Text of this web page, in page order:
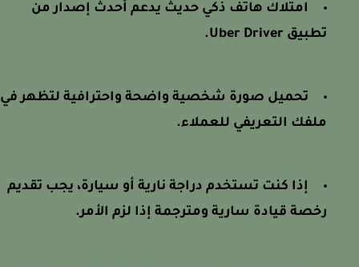
امتلاك هاتف ذكي حديث يدعم أحدث إصدار من
تطبيق Uber Driver.
تحميل صورة شخصية واضحة واحترافية لتظهر في
ملفك التعريفي للعملاء.
إذا كنت تستخدم دراجة نارية أو سيارة، يجب تقديم
رخصة قيادة سارية ومترجمة إذا لزم الأمر.